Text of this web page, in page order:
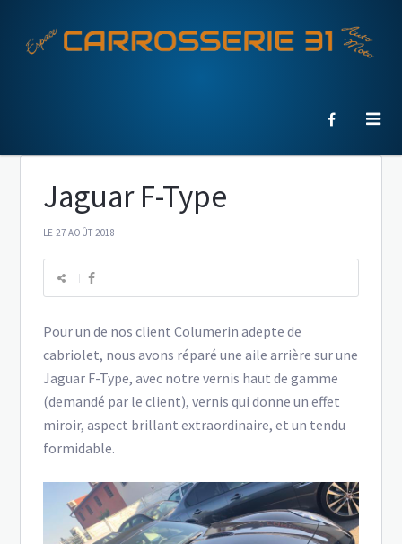
Jaguar F-Type
LE 27 AOÛT 2018
Pour un de nos client Columerin adepte de
cabriolet, nous avons réparé une aile arrière sur une
Jaguar F-Type, avec notre vernis haut de gamme
(demandé par le client), vernis qui donne un effet
miroir, aspect brillant extraordinaire, et un tendu
formidable.